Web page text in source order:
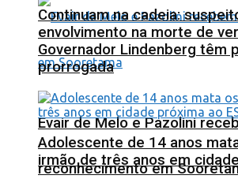
Evair de Melo e Pazolini
reconhecimento em
Continuam na cadeia:
envolvimento na morte de
Governador Lindenberg têm
prorrogada
Adolescente de 14 anos
irmão de três anos em